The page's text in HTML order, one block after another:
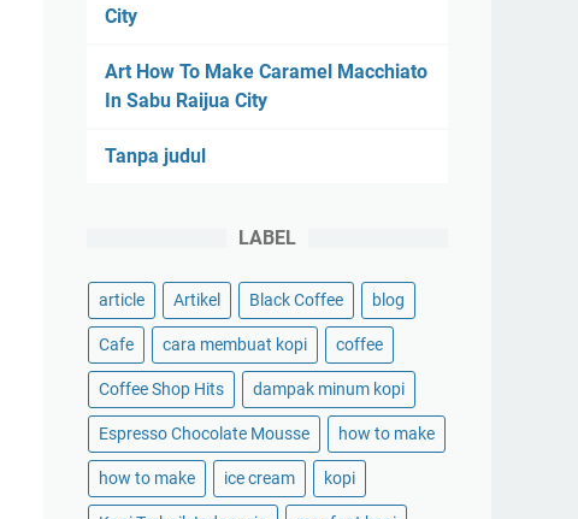
City
Art How To Make Caramel Macchiato
In Sabu Raijua City
Tanpa judul
LABEL
article Artikel Black Coffee blog
Cafe cara membuat kopi coffee
Coffee Shop Hits dampak minum kopi
Espresso Chocolate Mousse how to make
how to make ice cream kopi